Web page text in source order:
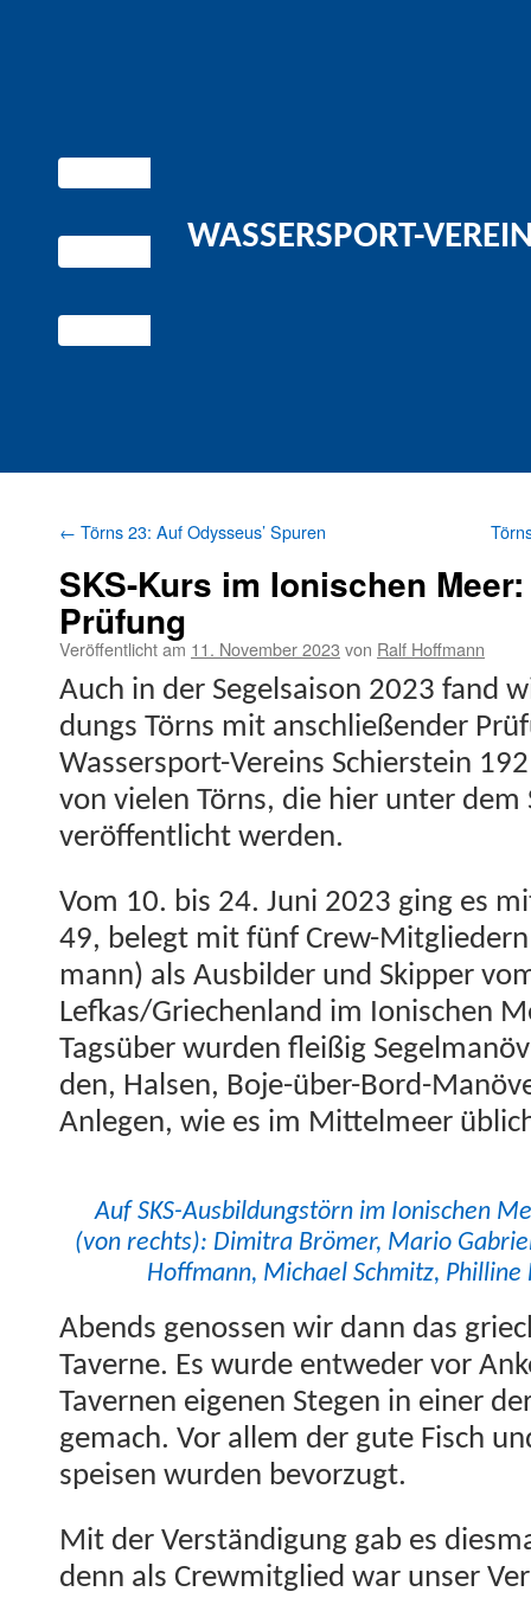
WASSERSPORT-
← Törns 23: Auf Odysseus’ Spuren
SKS-Kurs im Ionischen
Prüfung
Veröffentlicht am 11. November 2023 von Ralf Hoffmann
Auch in der Segel­sai­son 2023 fand
dungs Törns mit anschließen­der
Wasser­sport-Vere­ins Schier­stein
von vie­len Törns, die hier unter dem
veröf­fentlicht werden.
Vom 10. bis 24. Juni 2023 ging es
49, belegt mit fünf Crew-
mann) als Aus­bilder und Skip­per
Lefkas/Griechenland im Ion­is­chen
Tagsüber wur­den fleißig
den, Halsen, Boje-über-Bord-
Anle­gen, wie es im Mit­telmeer
Auf SKS-Aus­bil­dungstörn im Ion­is­chen
(von rechts): Dim­i­tra Brömer, Mario
Hoff­mann, Michael Schmitz, Philline
Abends genossen wir dann das
Tav­erne. Es wurde entwed­er vor
Tav­er­nen eige­nen Ste­gen in ein­er
gemach. Vor allem der gute Fisch
speisen wur­den bevorzugt.
Mit der Ver­ständi­gung gab es
denn als Crewmit­glied war unser